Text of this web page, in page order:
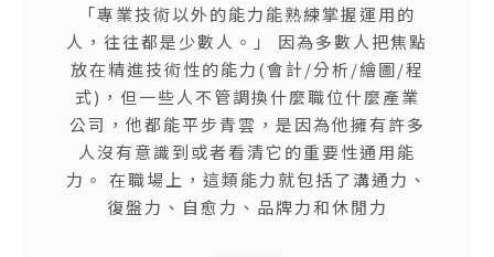
「專業技術以外的能力能熟練掌握運用的
人，往往都是少數人。」 因為多數人把焦點
放在精進技術性的能力(會計/分析/繪圖/程
式)，但一些人不管調換什麼職位什麼產業
公司，他都能平步青雲，是因為他擁有許多
人沒有意識到或者看清它的重要性通用能
力。 在職場上，這類能力就包括了溝通力、
復盤力、自愈力、品牌力和休閒力